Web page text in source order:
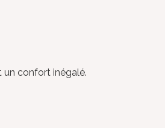
un confort inégalé.